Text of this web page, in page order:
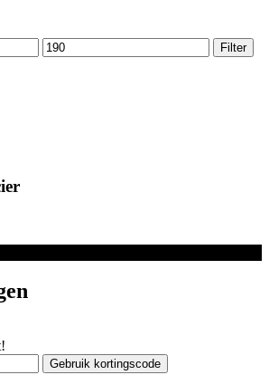
Max.
prijs
Filter
Gebruik kortingscode